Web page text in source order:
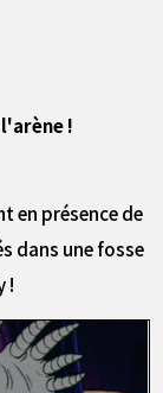
!
en présence de
dans une fosse
!